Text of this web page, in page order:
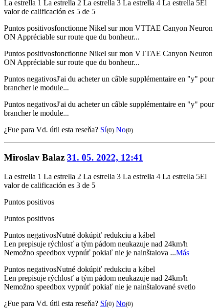
La estrella 1 La estrella 2 La estrella 3 La estrella 4 La estrella 5El
valor de calificación es 5 de 5
Puntos positivosfonctionne Nikel sur mon VTTAE Canyon Neuron
ON Appréciable sur route que du bonheur...
Puntos positivosfonctionne Nikel sur mon VTTAE Canyon Neuron
ON Appréciable sur route que du bonheur...
Puntos negativosJ'ai du acheter un câble supplémentaire en "y" pour
brancher le module...
Puntos negativosJ'ai du acheter un câble supplémentaire en "y" pour
brancher le module...
¿Fue para Vd. útil esta reseňa? Sí(0) No(0)
Miroslav Balaz 31. 05. 2022, 12:41
La estrella 1 La estrella 2 La estrella 3 La estrella 4 La estrella 5El
valor de calificación es 3 de 5
Puntos positivos
Puntos positivos
Puntos negativosNutné dokúpiť redukciu a kábel
Len prepisuje rýchlosť a tým pádom neukazuje nad 24km/h
Nemožno speedbox vypnúť pokiaľ nie je nainštalova ...Más
Puntos negativosNutné dokúpiť redukciu a kábel
Len prepisuje rýchlosť a tým pádom neukazuje nad 24km/h
Nemožno speedbox vypnúť pokiaľ nie je nainštalované svetlo
¿Fue para Vd. útil esta reseňa? Sí(0) No(0)